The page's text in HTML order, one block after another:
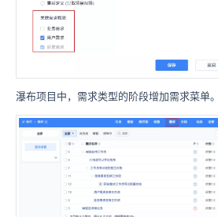
瀑布项目中，需求类型的阶段增加需求菜单。